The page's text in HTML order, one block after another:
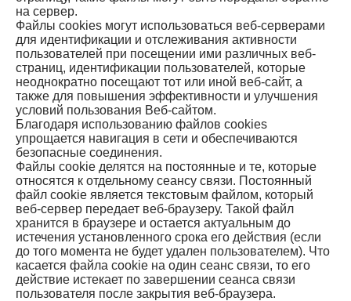
на сервер.
Файлы сookies могут использоваться веб-серверами
для идентификации и отслеживания активности
пользователей при посещении ими различных веб-
страниц, идентификации пользователей, которые
неоднократно посещают тот или иной веб-сайт, а
также для повышения эффективности и улучшения
условий пользования Веб-сайтом.
Благодаря использованию файлов сookies
упрощается навигация в сети и обеспечиваются
безопасные соединения.
Файлы cookie делятся на постоянные и те, которые
относятся к отдельному сеансу связи. Постоянный
файл cookie является текстовым файлом, который
веб-сервер передает веб-браузеру. Такой файл
хранится в браузере и остается актуальным до
истечения установленного срока его действия (если
до того момента не будет удален пользователем). Что
касается файла cookie на один сеанс связи, то его
действие истекает по завершении сеанса связи
пользователя после закрытия веб-браузера.